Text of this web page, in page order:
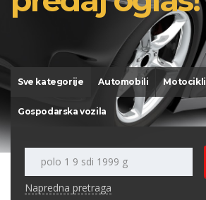
Sve kategorije Automobili Motocikli
Gospodarska vozila
Napredna pretraga